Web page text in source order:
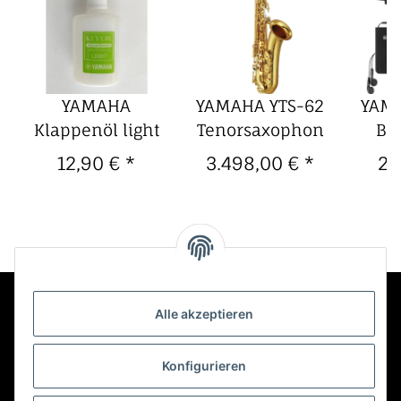
Alle akzeptieren
Konfigurieren
YAMAHA
Klappenöl light
12,90 € *
YAMAHA YTS-62
Tenorsaxophon
3.498,00 € *